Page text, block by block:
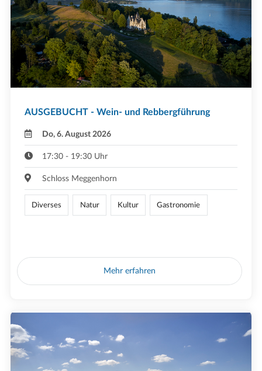
AUSGEBUCHT - Wein- und Rebbergführung
Do, 6. August 2026
17:30 - 19:30 Uhr
Schloss Meggenhorn
Diverses Natur Kultur Gastronomie
Mehr erfahren